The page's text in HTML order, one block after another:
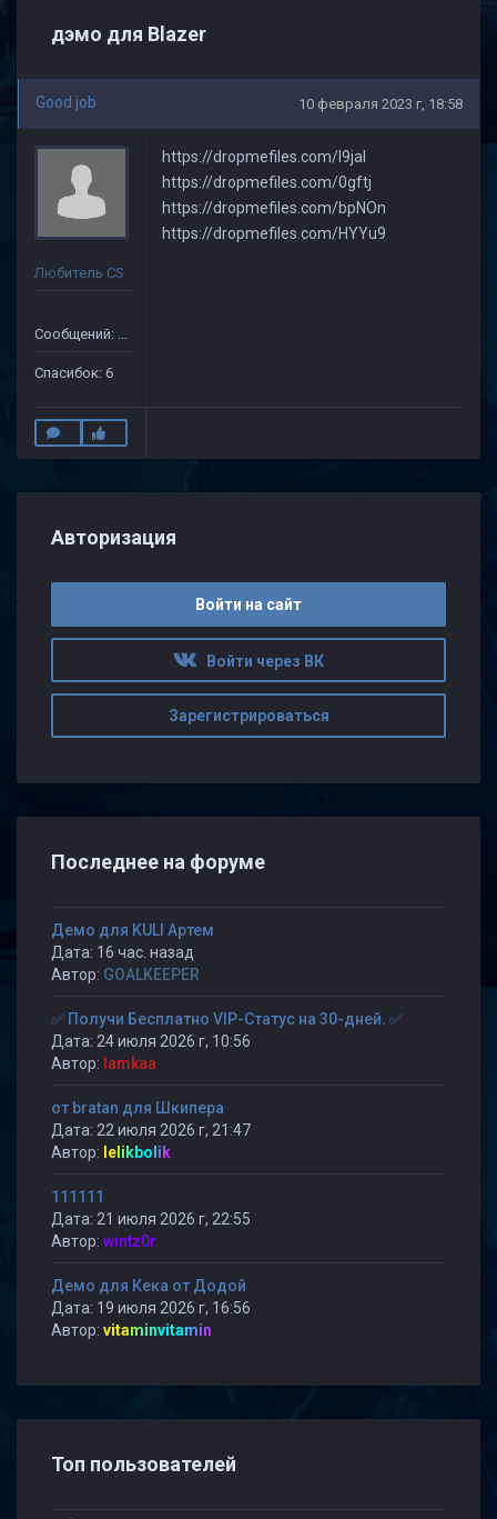
дэмо для Blazer
Good job 10 февраля 2023 г, 18:58
Любитель CS
Сообщений: 47
Спасибок: 6
https://dropmefiles.com/I9jal
https://dropmefiles.com/0gftj
https://dropmefiles.com/bpNOn
https://dropmefiles.com/HYYu9
Авторизация
Войти на сайт
Войти через ВК
Зарегистрироваться
Последнее на форуме
Демо для KULI Артем
Дата: 16 час. назад
Автор: GOALKEEPER
✅ Получи Бесплатно VIP-Статус на 30-дней. ✅
Дата: 24 июля 2026 г, 10:56
Автор: lamkaa
от bratan для Шкипера
Дата: 22 июля 2026 г, 21:47
Автор: lelikbolik
111111
Дата: 21 июля 2026 г, 22:55
Автор: wintz0r
Демо для Кека от Додой
Дата: 19 июля 2026 г, 16:56
Автор: vitaminvitamin
Топ пользователей